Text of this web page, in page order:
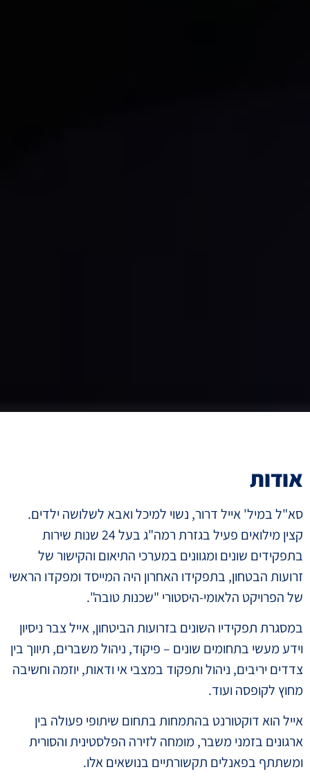
אודות
סא"ל במיל' אייל דרור, נשוי למיכל ואבא לשלושה ילדים.
קצין מילואים פעיל בגזרת רמה"ג בעל 24 שנות שירות
בתפקידים שונים ומגוונים במערכי התיאום והקישור של
זרועות הבטחון, בתפקידו האחרון היה המייסד ומפקדו הראשי
של הפרויקט הלאומי-היסטורי "שכנות טובה".
במסגרת תפקידיו השונים בזרועות הביטחון, אייל צבר ניסיון
וידע מעשי בתחומים שונים – פיקוד, ניהול משברים, תיווך בין
צדדים יריבים, ניהול ותפקוד במצבי אי ודאות, יוזמה וחשיבה
מחוץ לקופסה ועוד.
אייל הוא דוקטורנט בהתמחות בתחום שיתופי פעולה בין
ארגונים בזמני משבר, מומחה לזירה הפלסטינית והסורית
ומשתתף בפאנלים תקשורתיים בנושאים אלו.